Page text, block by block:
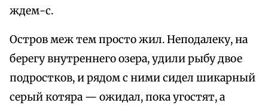
ждем-с.
Остров меж тем просто жил. Неподалеку, на
берегу внутреннего озера, удили рыбу двое
подростков, и рядом с ними сидел шикарный
серый котяра — ожидал, пока угостят, а